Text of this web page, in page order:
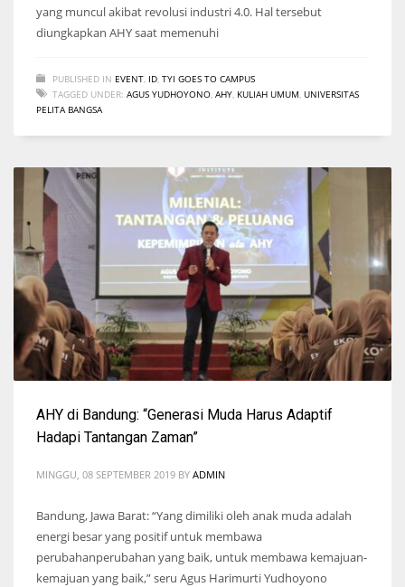
yang muncul akibat revolusi industri 4.0. Hal tersebut
diungkapkan AHY saat memenuhi
PUBLISHED IN EVENT ID TYI GOES TO CAMPUS
TAGGED UNDER: AGUS YUDHOYONO AHY KULIAH UMUM UNIVERSITAS
PELITA BANGSA
AHY di Bandung: “Generasi Muda Harus Adaptif
Hadapi Tantangan Zaman”
MINGGU, 08 SEPTEMBER 2019 BY ADMIN
Bandung, Jawa Barat: “Yang dimiliki oleh anak muda adalah
energi besar yang positif untuk membawa
perubahanperubahan yang baik, untuk membawa kemajuan-
kemajuan yang baik,” seru Agus Harimurti Yudhoyono